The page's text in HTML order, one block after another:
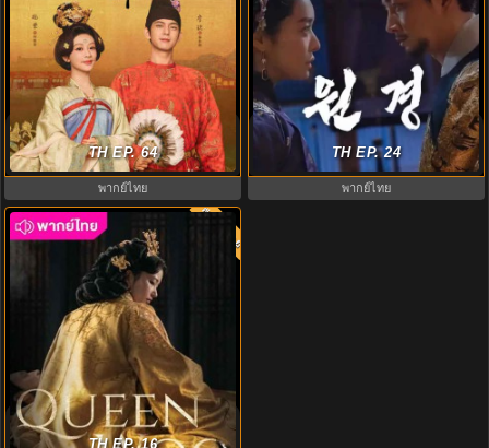
งามบุปผาสกุณา (2025) Flourished
Peony พากย์ไทย EP.1-32 (จบ)
TH EP. 64
พากย์ไทย
ตำนานราชินีวอนกยอง The Queen
Who Crowns พากย์ไทย EP.1-12
TH EP. 24
พากย์ไทย
ราชินีอู กู้บัลลังก์ พากย์ไทย (2024)
Queen Woo EP.1-8 (จบ)
7.0 พากย์ไทย
TH EP. 16